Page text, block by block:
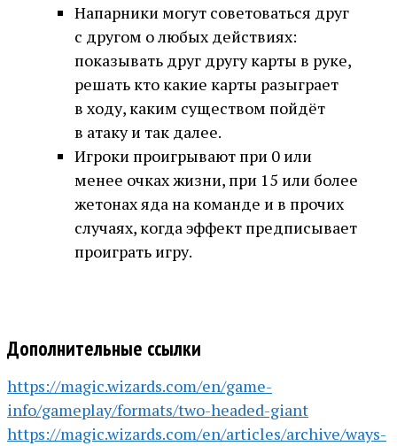
Напарники могут советоваться друг
с другом о любых действиях:
показывать друг другу карты в руке,
решать кто какие карты разыграет
в ходу, каким существом пойдёт
в атаку и так далее.
Игроки проигрывают при 0 или
менее очках жизни, при 15 или более
жетонах яда на команде и в прочих
случаях, когда эффект предписывает
проиграть игру.
Дополнительные ссылки
https://magic.wizards.com/en/game-
info/gameplay/formats/two-headed-giant
https://magic.wizards.com/en/articles/archive/ways-